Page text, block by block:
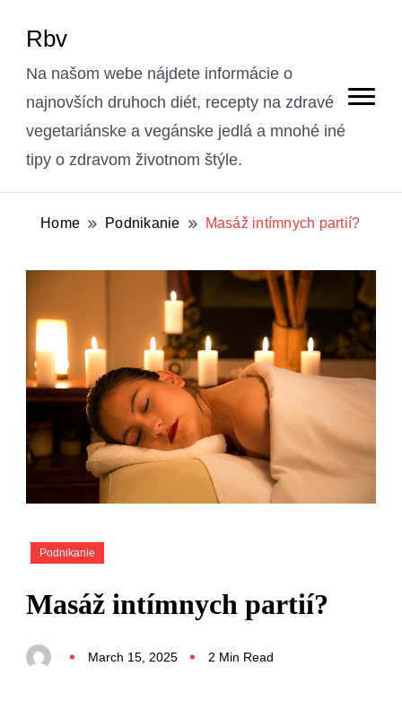
Rbv
Na našom webe nájdete informácie o
najnovších druhoch diét, recepty na zdravé
vegetariánske a vegánske jedlá a mnohé iné
tipy o zdravom životnom štýle.
Home Podnikanie Masáž intímnych partií?
Podnikanie
Masáž intímnych partií?
March 15, 2025 2 Min Read